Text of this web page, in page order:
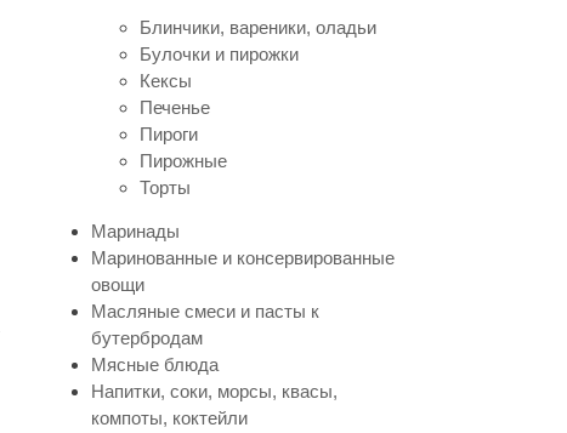
Блинчики, вареники, оладьи
Булочки и пирожки
Кексы
Печенье
Пироги
Пирожные
Торты
Маринады
Маринованные и консервированные
овощи
Масляные смеси и пасты к
бутербродам
Мясные блюда
Напитки, соки, морсы, квасы,
компоты, коктейли